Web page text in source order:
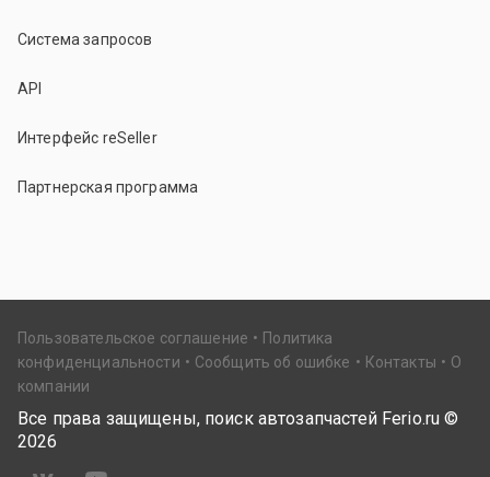
Система запросов
API
Интерфейс reSeller
Партнерская программа
Пользовательское соглашение
Политика
конфиденциальности
Сообщить об ошибке Контакты
О
компании
Все права защищены, поиск автозапчастей Ferio.ru ©
2026